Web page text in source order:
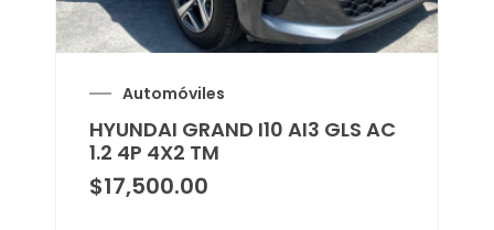
Automóviles
HYUNDAI GRAND I10 AI3 GLS AC
1.2 4P 4X2 TM
$17,500.00